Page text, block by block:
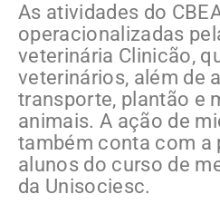
As atividades do
operacionalizadas
veterinária Clinicão,
veterinários, além de
transporte, plantão e
animais. A ação de
também conta com a
alunos do curso de
da Unisociesc.